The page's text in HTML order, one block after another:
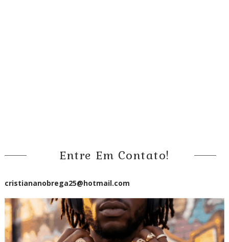
Entre Em Contato!
cristiananobrega25@hotmail.com